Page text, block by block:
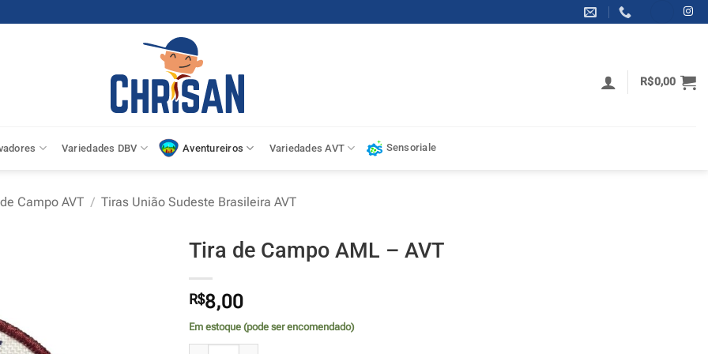
R$0,00
Variedades DBV Aventureiros Variedades AVT Sensoriale
Campo AVT / Tiras União Sudeste Brasileira AVT
Tira de Campo AML – AVT
R$8,00
Em estoque (pode ser encomendado)